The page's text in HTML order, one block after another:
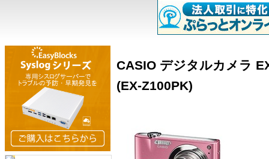
CASIO デジタルカメラ
(EX-Z100PK)